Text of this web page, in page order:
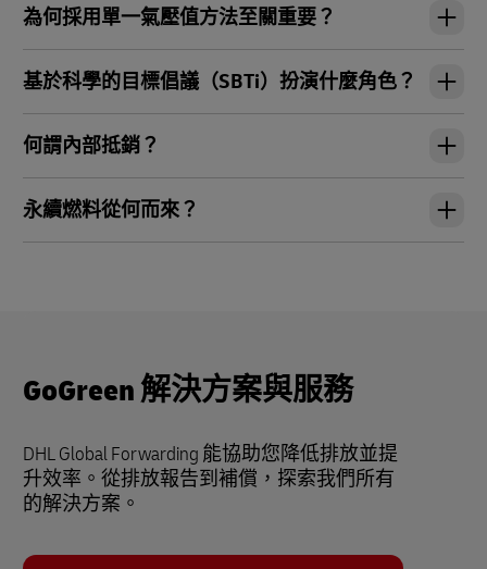
為何採用單一氣壓值方法至關重要？
基於科學的目標倡議（SBTi）扮演什麼角色？
何謂內部抵銷？
永續燃料從何而來？
GoGreen 解決方案與服務
DHL Global Forwarding 能協助您降低排放並提
升效率。從排放報告到補償，探索我們所有
的解決方案。